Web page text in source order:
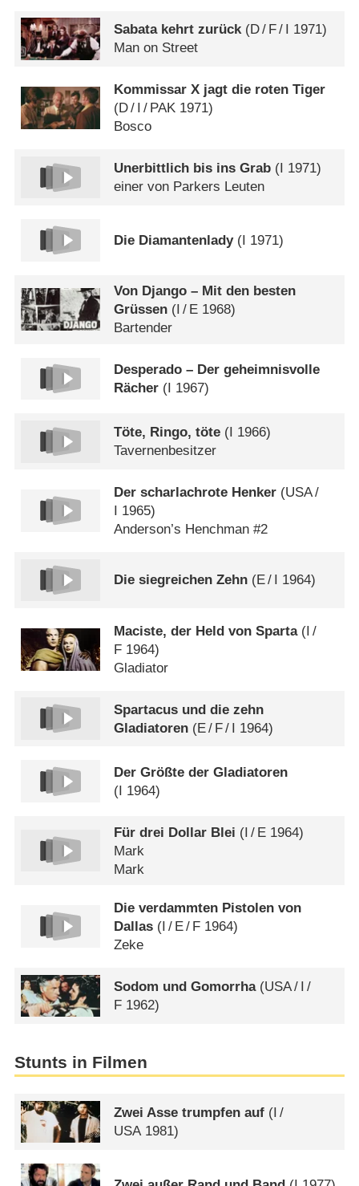
Sabata kehrt zurück(D/ F/
1971)
Man on Street
Kommissar X jagt die roten Tiger
(D/ / PAK 1971)
Bosco
Unerbittlich bis ins Grab (I 1971)
einer von Parkers Leuten
Die Diamantenlady(I 1971)
Von Django – Mit den besten
Grüssen (I / E 1968)
Bartender
Desperado – Der geheimnisvolle
Rächer (I 1967)
Töte, Ringo, töte ( 1966)
Tavernenbesitzer
Der scharlachrote Henker (USA/
I 1965)
Anderson’s Henchman #2
Die siegreichen Zehn (E/ 1964)
Maciste, der Held von Sparta(I /
F 1964)
Gladiator
Spartacus und die zehn
Gladiatoren (E/ F/ I 1964)
Der Größte der Gladiatoren
(I 1964)
Für drei Dollar Blei (I / E 1964)
Mark
Mark
Die verdammten Pistolen von
Dallas (I / E/ F 1964)
Zeke
Sodom und Gomorrha(USA/ I /
F 1962)
Stunts in Filmen
Zwei Asse trumpfen auf (I /
USA1981)